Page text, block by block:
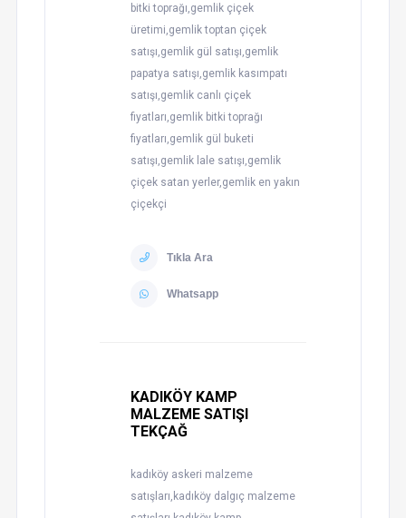
bitki toprağı,gemlik çiçek
üretimi,gemlik toptan çiçek
satışı,gemlik gül satışı,gemlik
papatya satışı,gemlik kasımpatı
satışı,gemlik canlı çiçek
fiyatları,gemlik bitki toprağı
fiyatları,gemlik gül buketi
satışı,gemlik lale satışı,gemlik
çiçek satan yerler,gemlik en yakın
çiçekçi
Tıkla Ara
Whatsapp
KADIKÖY KAMP
MALZEME SATIŞI
TEKÇAĞ
kadıköy askeri malzeme
satışları,kadıköy dalgıç malzeme